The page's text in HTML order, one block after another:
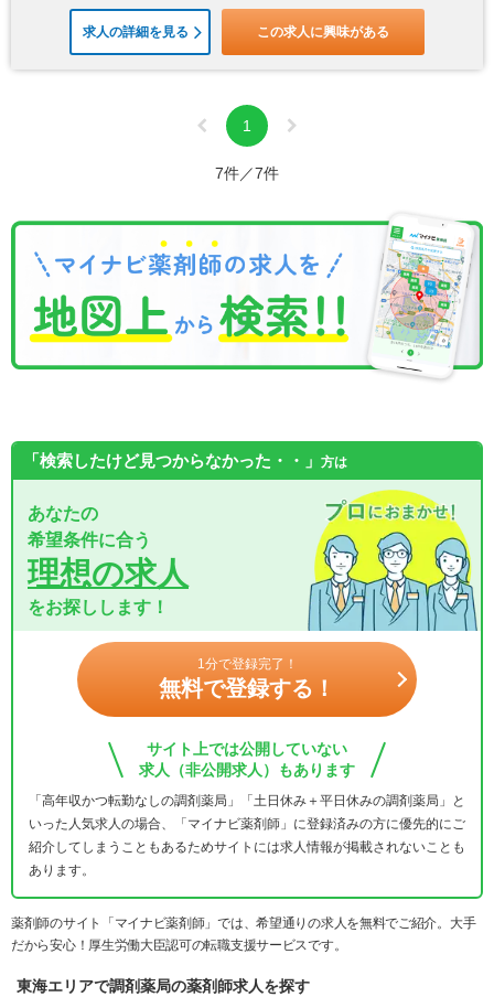
求人の詳細を見る この求人に興味がある
1
7件／7件
「検索したけど見つからなかった・・」 方は
あなたの
希望条件に合う
理想の求人
をお探しします！
1分で登録完了！
無料で登録する！
サイト上では公開していない
求人（非公開求人）もあります
「高年収かつ転勤なしの調剤薬局」「土日休み＋平日休みの調剤薬局」と
いった人気求人の場合、「マイナビ薬剤師」に登録済みの方に優先的にご
紹介してしまうこともあるためサイトには求人情報が掲載されないことも
あります。
薬剤師のサイト「マイナビ薬剤師」では、希望通りの求人を無料でご紹介。大手
だから安心！厚生労働大臣認可の転職支援サービスです。
東海エリアで調剤薬局の薬剤師求人を探す